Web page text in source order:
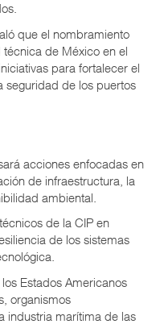
que el nombramiento
de México en el
para fortalecer el
seguridad de los puertos
acciones enfocadas en
de infraestructura, la
ambiental.
de la CIP en
de los sistemas
Estados Americanos
organismos
industria marítima de las